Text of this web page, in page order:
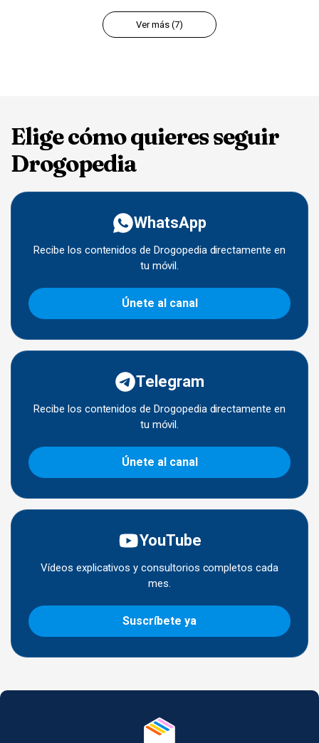
Ver más (7)
Elige cómo quieres seguir
Drogopedia
WhatsApp
Recibe los contenidos de Drogopedia directamente en
tu móvil.
Únete al canal
Telegram
Recibe los contenidos de Drogopedia directamente en
tu móvil.
Únete al canal
YouTube
Vídeos explicativos y consultorios completos cada
mes.
Suscríbete ya